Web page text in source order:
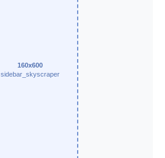
160x600
sidebar_skyscraper